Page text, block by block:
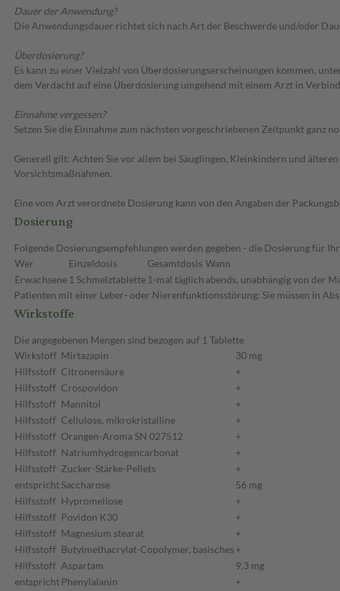
Dauer der Anwendung?
Die Anwendungsdauer richtet sich nach Art der Beschwerde und/oder
Überdosierung?
Es kann zu einer Vielzahl von Überdosierungserscheinungen kommen,
dem Verdacht auf eine Überdosierung umgehend mit einem Arzt in
Einnahme vergessen?
Setzen Sie die Einnahme zum nächsten vorgeschriebenen Zeitpunkt ganz
Generell gilt: Achten Sie vor allem bei Säuglingen, Kleinkindern und
Vorsichtsmaßnahmen.
Eine vom Arzt verordnete Dosierung kann von den Angaben der
Dosierung
Folgende Dosierungsempfehlungen werden gegeben - die Dosierung für
Wer
Einzeldosis Gesamtdosis Wann
Erwachsene 1 Schmelztablette 1-mal täglich abends, unabhängig von der
Patienten mit einer Leber- oder Nierenfunktionsstörung: Sie müssen in
Wirkstoffe
Die angegebenen Mengen sind bezogen auf 1 Tablette
Wirkstoff Mirtazapin
30 mg
Hilfsstoff Citronensäure
+
Hilfsstoff Crospovidon
+
Hilfsstoff Mannitol
+
Hilfsstoff Cellulose, mikrokristalline
+
Hilfsstoff Orangen-Aroma SN 027512
+
Hilfsstoff Natriumhydrogencarbonat
+
Hilfsstoff Zucker-Stärke-Pellets
+
entsprichtSaccharose
56 mg
Hilfsstoff Hypromellose
+
Hilfsstoff Povidon K30
+
Hilfsstoff Magnesium stearat
+
Hilfsstoff Butylmethacrylat-Copolymer, basisches +
Hilfsstoff Aspartam
9,3 mg
entsprichtPhenylalanin +